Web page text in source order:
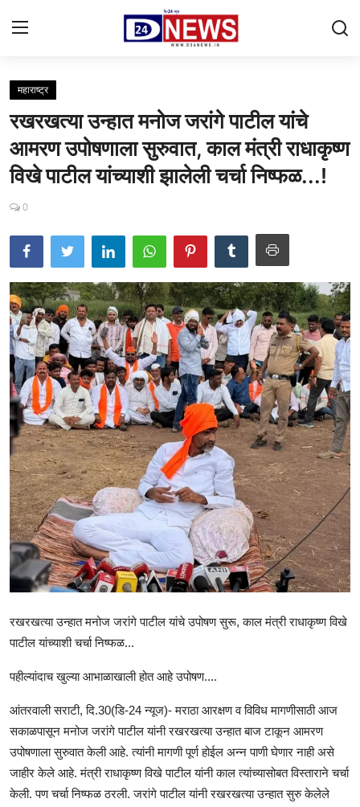
Gallery
राष्ट्रीय
महाराष्ट्र
शहर
ताजी बातमी
आरोग्य
खेळजगत
राजकीय
क्राईम
साहित्य
मनोरंजन
आर्थिक
सामाजिक
महाराष्ट्र
रखरखत्या उन्हात मनोज जरांगे पाटील यांचे
आमरण उपोषणाला सुरुवात, काल मंत्री राधाकृष्ण
विखे पाटील यांच्याशी झालेली चर्चा निष्फळ...!
0
रखरखत्या उन्हात मनोज जरांगे पाटील यांचे उपोषण सुरू, काल मंत्री राधाकृष्ण विखे
पाटील यांच्याशी चर्चा निष्फळ...
पहील्यांदाच खुल्या आभाळाखाली होत आहे उपोषण....
आंतरवाली सराटी, दि.30(डि-24 न्यूज)- मराठा आरक्षण व विविध मागणीसाठी आज
सकाळपासून मनोज जरांगे पाटील यांनी रखरखत्या उन्हात बाज टाकून आमरण
उपोषणाला सुरुवात केली आहे. त्यांनी मागणी पूर्ण होईल अन्न पाणी घेणार नाही असे
जाहीर केले आहे. मंत्री राधाकृष्ण विखे पाटील यांनी काल त्यांच्यासोबत विस्ताराने चर्चा
केली. पण चर्चा निष्फळ ठरली. जरांगे पाटील यांनी रखरखत्या उन्हात सुरु केलेले